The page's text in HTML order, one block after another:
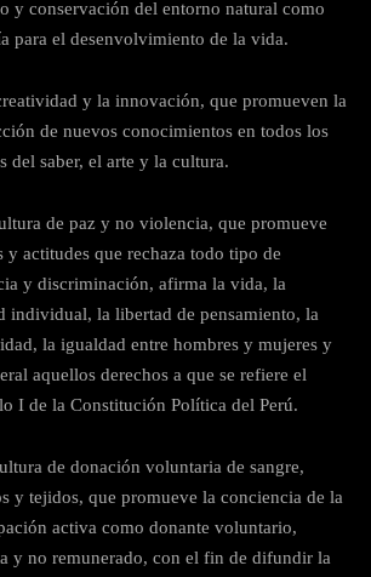
y conservación del entorno natural como
para el desenvolvimiento de la vida.
y la innovación, que promueven la
de nuevos conocimientos en todos los
del saber, el arte y la cultura.
de paz y no violencia, que promueve
y actitudes que rechaza todo tipo de
y discriminación, afirma la vida, la
individual, la libertad de pensamiento, la
la igualdad entre hombres y mujeres y
aquellos derechos a que se refiere el
I de la Constitución Política del Perú.
de donación voluntaria de sangre,
y tejidos, que promueve la conciencia de la
activa como donante voluntario,
y no remunerado, con el fin de difundir la